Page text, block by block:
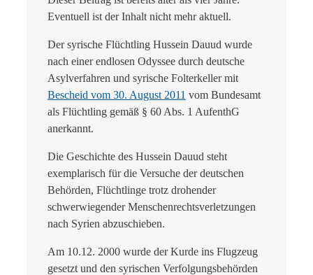
Eventuell ist der Inhalt nicht mehr aktuell.
Der syrische Flüchtling Hussein Dauud wurde
nach einer endlosen Odyssee durch deutsche
Asylverfahren und syrische Folterkeller mit
Bescheid vom 30. August 2011 vom Bundesamt
als Flüchtling gemäß § 60 Abs. 1 AufenthG
anerkannt.
Die Geschichte des Hussein Dauud steht
exemplarisch für die Versuche der deutschen
Behörden, Flüchtlinge trotz drohender
schwerwiegender Menschenrechtsverletzungen
nach Syrien abzuschieben.
Am 10.12. 2000 wurde der Kurde ins Flugzeug
gesetzt und den syrischen Verfolgungsbehörden